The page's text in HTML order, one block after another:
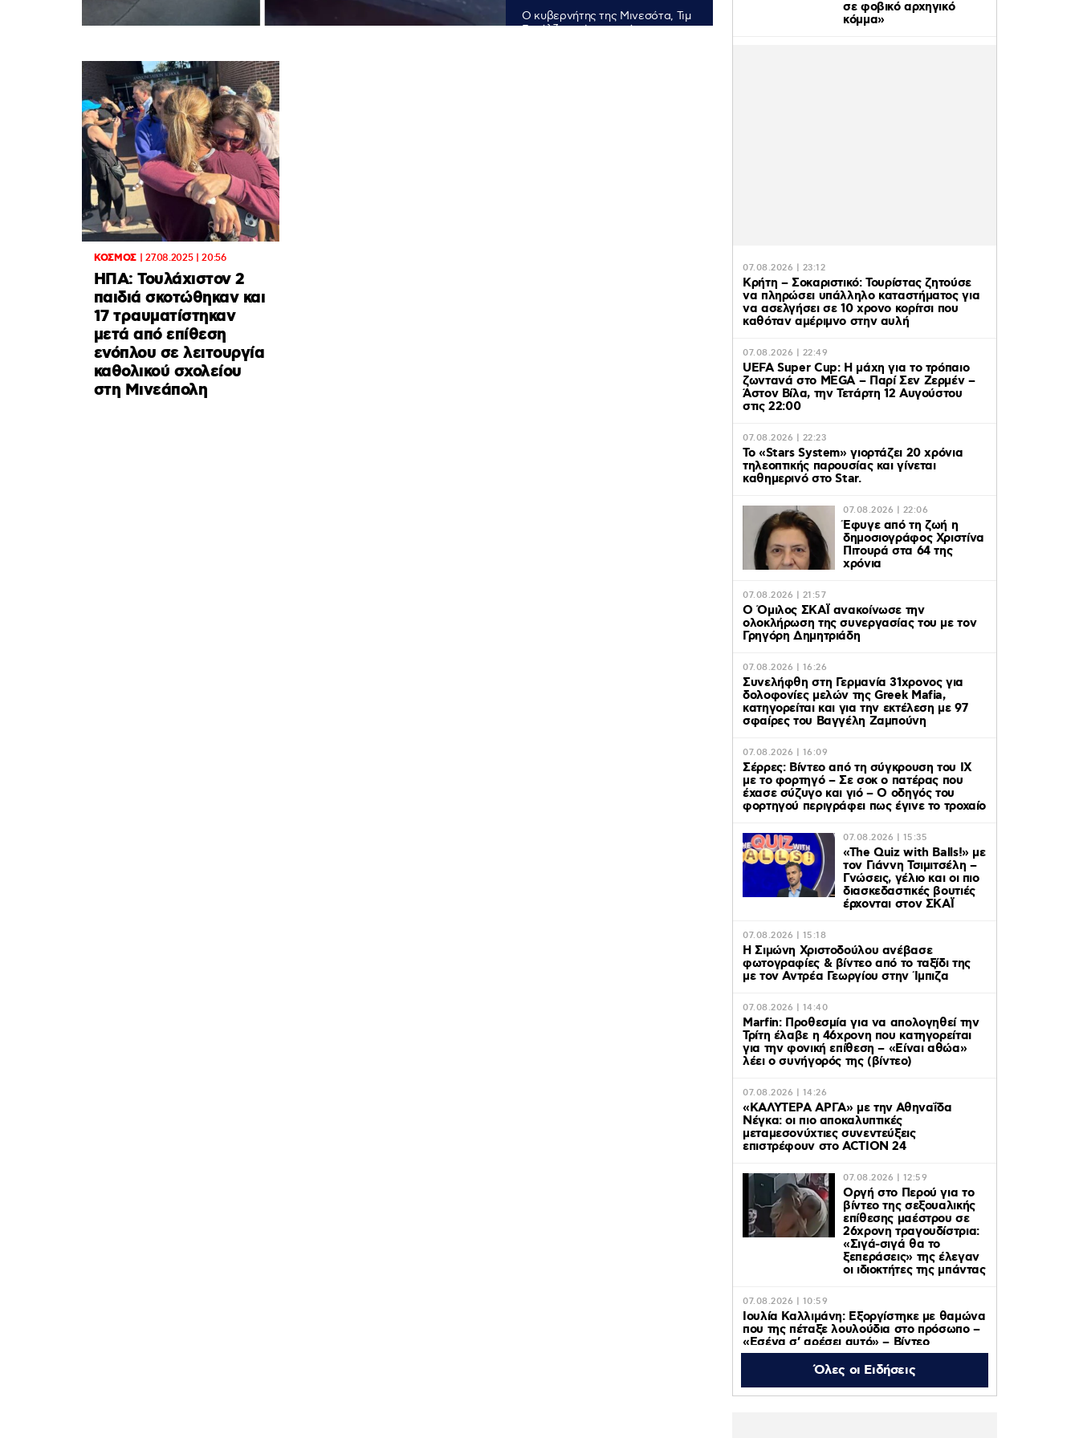
Ο κυβερνήτης της Μινεσότα, Τιμ
Γουόλζ, απαίτησε από τον
ΚΟΣΜΟΣ| 27.08.2025 | 20:56
ΗΠΑ: Τουλάχιστον 2
παιδιά σκοτώθηκαν και
17 τραυματίστηκαν
μετά από επίθεση
ενόπλου σε λειτουργία
καθολικού σχολείου
στη Μινεάπολη
σε φοβικό αρχηγικό
κόμμα»
07.08.2026 | 23:12
Κρήτη – Σοκαριστικό: Τουρίστας ζητούσε
να πληρώσει υπάλληλο καταστήματος για
να ασελγήσει σε 10 χρονο κορίτσι που
καθόταν αμέριμνο στην αυλή
07.08.2026 | 22:49
UEFA Super Cup: Η μάχη για το τρόπαιο
ζωντανά στο MEGA – Παρί Σεν Ζερμέν –
Άστον Βίλα, την Τετάρτη 12 Αυγούστου
στις 22:00
07.08.2026 | 22:23
Το «Stars System» γιορτάζει 20 χρόνια
τηλεοπτικής παρουσίας και γίνεται
καθημερινό στο Star.
07.08.2026 | 22:06
Έφυγε από τη ζωή η
δημοσιογράφος Χριστίνα
Πιτουρά στα 64 της
χρόνια
07.08.2026 | 21:57
Ο Όμιλος ΣΚΑΪ ανακοίνωσε την
ολοκλήρωση της συνεργασίας του με τον
Γρηγόρη Δημητριάδη
07.08.2026 | 16:26
Συνελήφθη στη Γερμανία 31χρονος για
δολοφονίες μελών της Greek Mafia,
κατηγορείται και για την εκτέλεση με 97
σφαίρες του Βαγγέλη Ζαμπούνη
07.08.2026 | 16:09
Σέρρες: Βίντεο από τη σύγκρουση του ΙΧ
με το φορτηγό – Σε σοκ ο πατέρας που
έχασε σύζυγο και γιό – Ο οδηγός του
φορτηγού περιγράφει πως έγινε το τροχαίο
07.08.2026 | 15:35
«The Quiz with Balls!» με
τον Γιάννη Τσιμιτσέλη –
Γνώσεις, γέλιο και οι πιο
διασκεδαστικές βουτιές
έρχονται στον ΣΚΑΪ
07.08.2026 | 15:18
Η Σιμώνη Χριστοδούλου ανέβασε
φωτογραφίες & βίντεο από το ταξίδι της
με τον Αντρέα Γεωργίου στην Ίμπιζα
07.08.2026 | 14:40
Marfin: Προθεσμία για να απολογηθεί την
Τρίτη έλαβε η 46χρονη που κατηγορείται
για την φονική επίθεση – «Είναι αθώα»
λέει ο συνήγορός της (βίντεο)
07.08.2026 | 14:26
«ΚΑΛΥΤΕΡΑ ΑΡΓΑ» με την Αθηναΐδα
Νέγκα: οι πιο αποκαλυπτικές
μεταμεσονύχτιες συνεντεύξεις
επιστρέφουν στο ACTION 24
07.08.2026 | 12:59
Οργή στο Περού για το
βίντεο της σεξουαλικής
επίθεσης μαέστρου σε
26χρονη τραγουδίστρια:
«Σιγά-σιγά θα το
ξεπεράσεις» της έλεγαν
οι ιδιοκτήτες της μπάντας
07.08.2026 | 10:59
Ιουλία Καλλιμάνη: Εξοργίστηκε με θαμώνα
που της πέταξε λουλούδια στο πρόσωπο –
«Εσένα σ’ αρέσει αυτό» – Βίντεο
07.08.2026 | 10:37
Τροχαίο στις Σέρρες: Μητέρα και γιος
Όλες οι Ειδήσεις